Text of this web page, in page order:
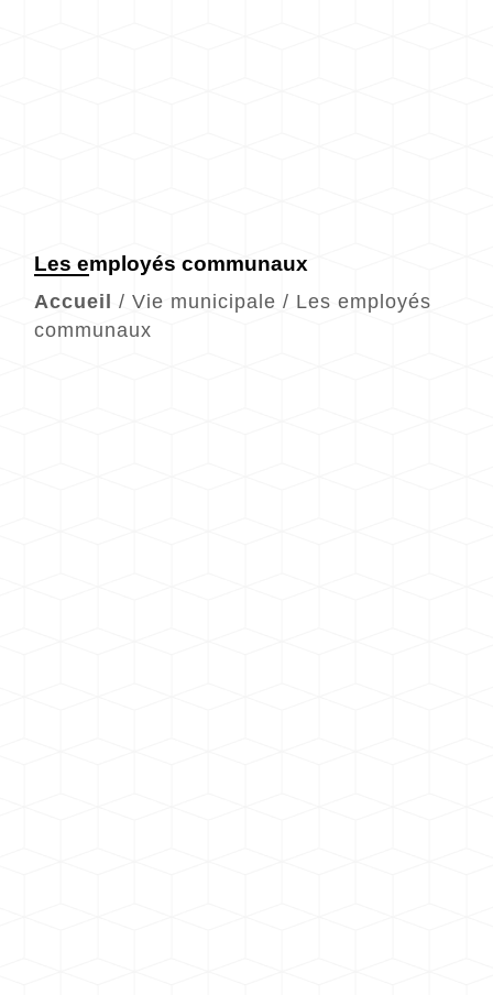
Les employés communaux
Accueil / Vie municipale / Les employés
communaux